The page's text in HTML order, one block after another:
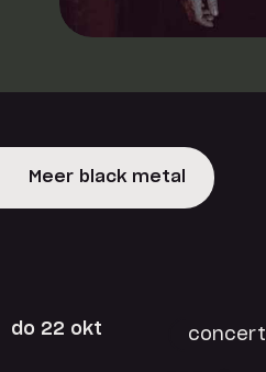
Meer black metal
do 22 okt concert